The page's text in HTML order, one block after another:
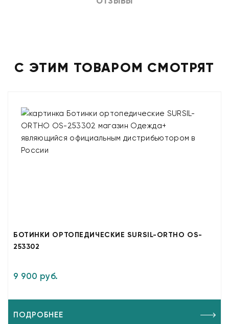
С ЭТИМ ТОВАРОМ СМОТРЯТ
БОТИНКИ ОРТОПЕДИЧЕСКИЕ SURSIL-ORTHO OS-
253302
9 900 руб.
ПОДРОБНЕЕ